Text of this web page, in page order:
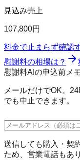
見込み売上
107,800円
料金で止まらず確認
慰謝料の相場は？
慰謝料AIの申込前メ
メールだけでOK。
でも中止できます。
送信しても購入・契
ため、営業電話もあ